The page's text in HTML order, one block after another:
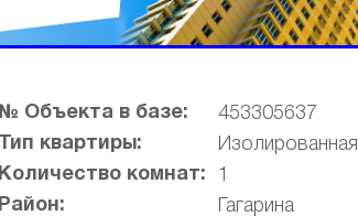
№ Объекта в базе: 453305637
Тип квартиры: Изолированная
Количество комнат: 1
Район: Гагарина